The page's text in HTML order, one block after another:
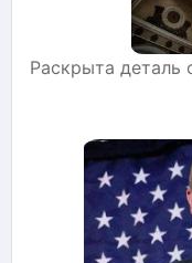
Раскрыта деталь